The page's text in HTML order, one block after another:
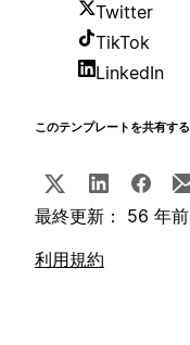
Twitter
TikTok
LinkedIn
このテンプレートを共有する
最終更新： 56 年前
利用規約